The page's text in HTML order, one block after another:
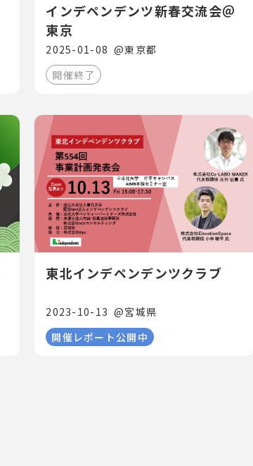
インデペンデンツ新春交流会＠
東京
2025-01-08 @東京都
開催終了
東北インデペンデンツクラブ
2023-10-13 @宮城県
開催レポート公開中